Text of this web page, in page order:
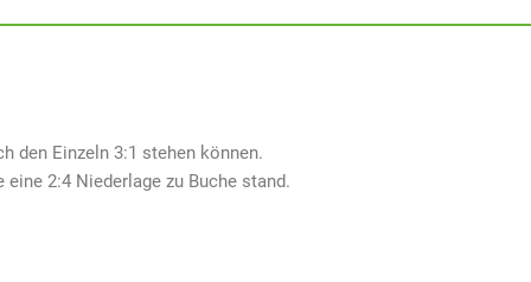
den Einzeln 3:1 stehen können.
2:4 Niederlage zu Buche stand.